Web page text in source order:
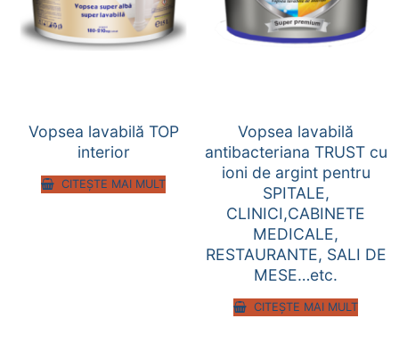
Vopsea lavabilă TOP
interior
CITEȘTE MAI MULT
Vopsea lavabilă
antibacteriana TRUST cu
ioni de argint pentru
SPITALE,
CLINICI,CABINETE
MEDICALE,
RESTAURANTE, SALI DE
MESE…etc.
CITEȘTE MAI MULT